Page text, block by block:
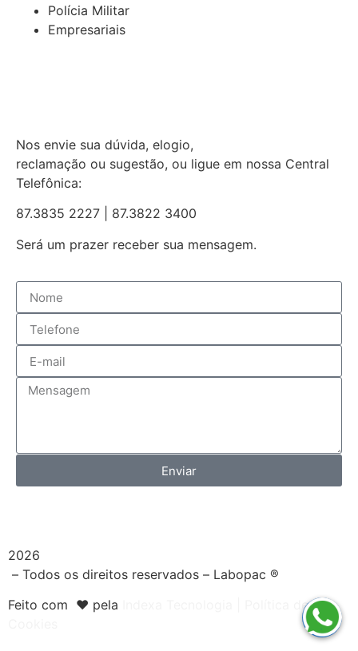
Polícia Militar
Empresariais
Enviar
Nos envie sua dúvida, elogio,
reclamação ou sugestão, ou ligue em nossa Central
Telefônica:
87.3835 2227 | 87.3822 3400
Será um prazer receber sua mensagem.
2026
– Todos os direitos reservados – Labopac ®
Feito com ❤️ pela
Política de